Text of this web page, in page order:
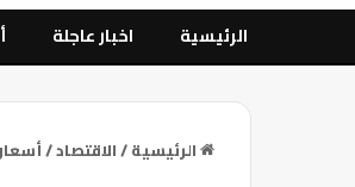
الرئيسية اخبار عاجلة
الرئيسية/الاقتصاد/